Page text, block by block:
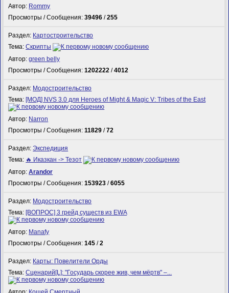
Автор: Rommy
Просмотры / Сообщения:39496 /255
Раздел: Картостроительство
Тема:Скрипты
Автор:green belly
Просмотры / Сообщения:1202222 /4012
Раздел: Модостроительство
Тема: [МОД] NVS 3.0 для Heroes of Might & Magic V: Tribes of the East
Автор: Narron
Просмотры / Сообщения:11829 /72
Раздел:Экспедиция
Тема: 🔥 Иказкан -> Тезот
Автор:Arandor
Просмотры / Сообщения:153923 /6055
Раздел: Модостроительство
Тема: [ВОПРОС] 3 грейд существ из EWA
Автор: Manafy
Просмотры / Сообщения:145 /2
Раздел: Карты: Повелители Орды
Тема:Сценарий[L]: "Государь скорее жив, чем мёртв" –...